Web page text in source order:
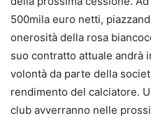
500mila euro netti,
onerosità della rosa
suo contratto attuale andrà
volontà da parte della
rendimento del calciatore.
club avverranno nelle